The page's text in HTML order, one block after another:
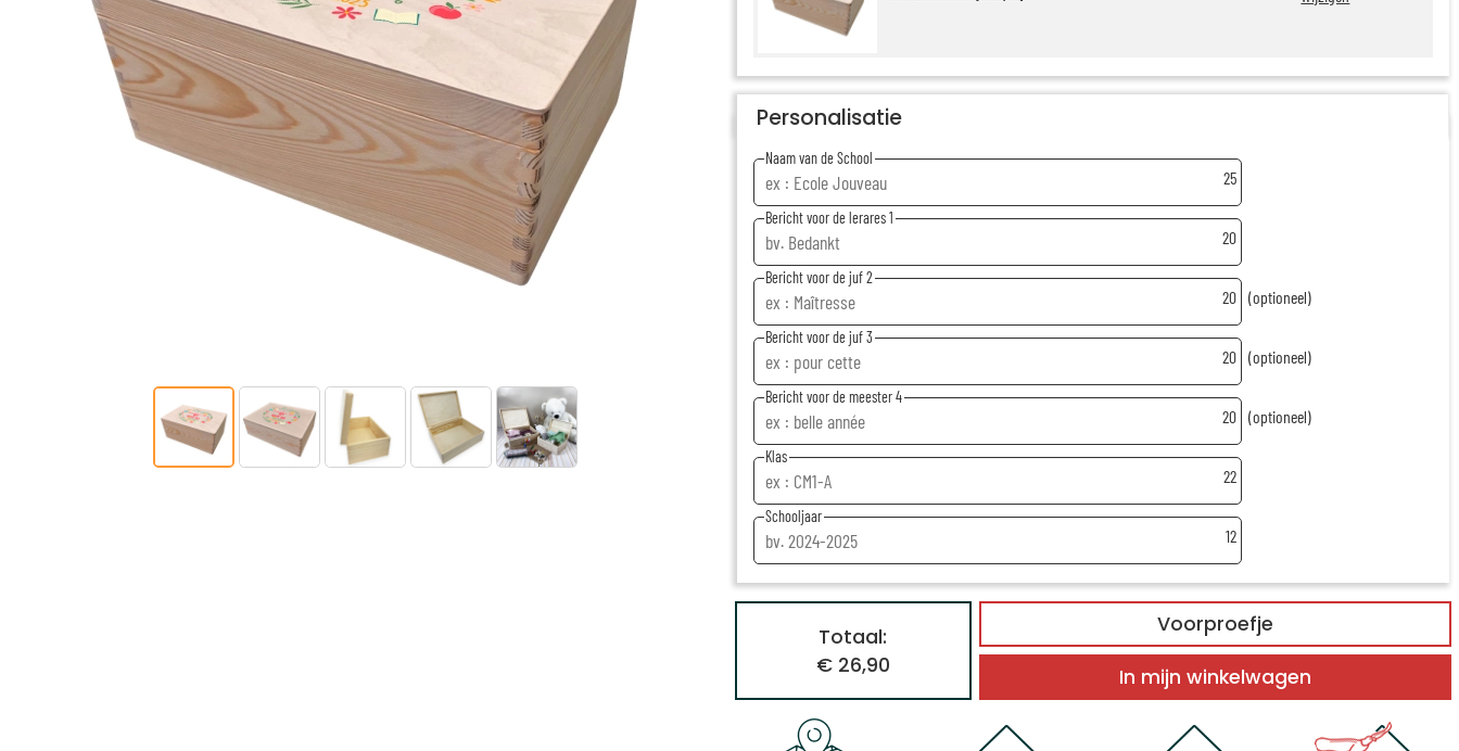
Personalisatie
Naam van de School
25
Bericht voor de lerares 1
20
Bericht voor de juf 2
20 (optioneel)
Bericht voor de juf 3
20 (optioneel)
Bericht voor de meester 4
20 (optioneel)
Klas
22
Schooljaar
12
Voorproefje
Totaal:
€ 26,90
In mijn winkelwagen